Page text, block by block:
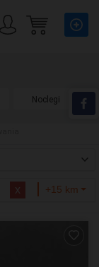
Noclegi
x +15 km